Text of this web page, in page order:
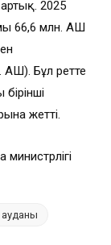
2025
66,6 млн. АҚШ
Бұл ретте
жетті.
ауданы